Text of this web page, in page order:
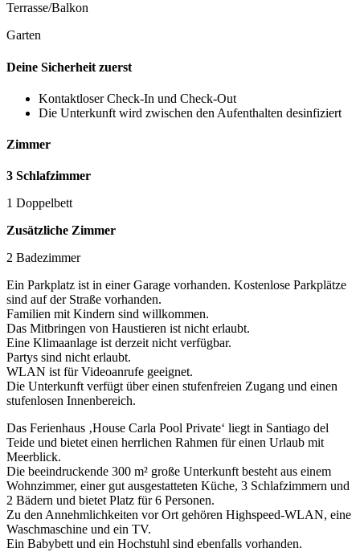
Terrasse/Balkon
Garten
Deine Sicherheit zuerst
Kontaktloser Check-In und Check-Out
Die Unterkunft wird zwischen den Aufenthalten desinfiziert
Zimmer
3 Schlafzimmer
1 Doppelbett
Zusätzliche Zimmer
2 Badezimmer
Ein Parkplatz ist in einer Garage vorhanden. Kostenlose Parkplätze
sind auf der Straße vorhanden.
Familien mit Kindern sind willkommen.
Das Mitbringen von Haustieren ist nicht erlaubt.
Eine Klimaanlage ist derzeit nicht verfügbar.
Partys sind nicht erlaubt.
WLAN ist für Videoanrufe geeignet.
Die Unterkunft verfügt über einen stufenfreien Zugang und einen
stufenlosen Innenbereich.
Das Ferienhaus ‚House Carla Pool Private‘ liegt in Santiago del
Teide und bietet einen herrlichen Rahmen für einen Urlaub mit
Meerblick.
Die beeindruckende 300 m² große Unterkunft besteht aus einem
Wohnzimmer, einer gut ausgestatteten Küche, 3 Schlafzimmern und
2 Bädern und bietet Platz für 6 Personen.
Zu den Annehmlichkeiten vor Ort gehören Highspeed-WLAN, eine
Waschmaschine und ein TV.
Ein Babybett und ein Hochstuhl sind ebenfalls vorhanden.